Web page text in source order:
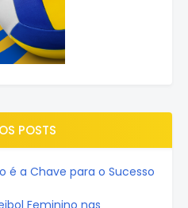
POSTS
é a Chave para o Sucesso